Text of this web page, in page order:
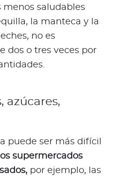
menos saludables
la manteca y la
no es
dos o tres veces por
azúcares,
puede ser más difícil
supermercados
por ejemplo, las